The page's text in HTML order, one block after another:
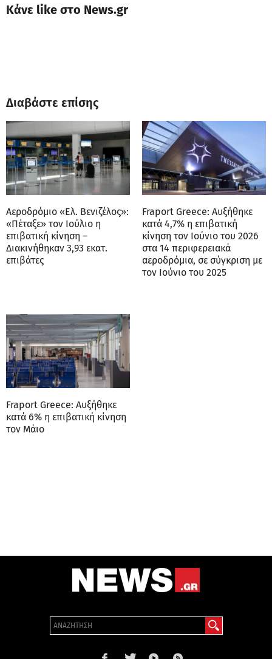
Κάνε like στο News.gr
Διαβάστε επίσης
Αεροδρόμιο «Ελ. Βενιζέλος»:
«Πέταξε» τον Ιούλιο η
επιβατική κίνηση –
Διακινήθηκαν 3,93 εκατ.
επιβάτες
Fraport Greece: Αυξήθηκε
κατά 4,7% η επιβατική
κίνηση τον Ιούνιο του 2026
στα 14 περιφερειακά
αεροδρόμια, σε σύγκριση με
τον Ιούνιο του 2025
Fraport Greece: Αυξήθηκε
κατά 6% η επιβατική κίνηση
τον Μάιο